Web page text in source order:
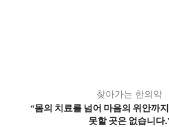
찾아가는 한의약
“몸의 치료를 넘어 마음의 위안까
못할 곳은 없습니다.